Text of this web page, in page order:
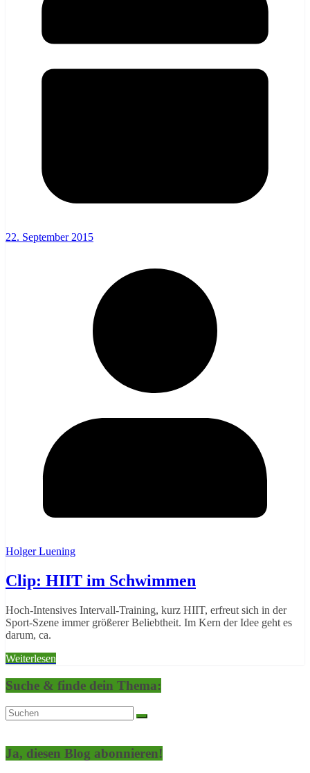
22. September 2015
Holger Luening
Clip: HIIT im Schwimmen
Hoch-Intensives Intervall-Training, kurz HIIT, erfreut sich in der
Sport-Szene immer größerer Beliebtheit. Im Kern der Idee geht es
darum, ca.
Weiterlesen
Suche & finde dein Thema:
Ja, diesen Blog abonnieren!